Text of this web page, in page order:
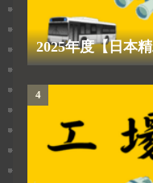
2025年度【日本